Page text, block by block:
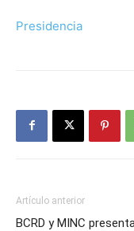
Presidencia
Artículo anterior
BCRD y MINC